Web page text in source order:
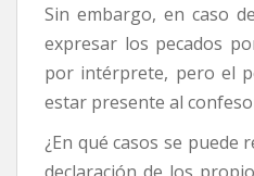
Sin embargo, en caso
expresar los pecados
por intérprete, pero el
estar presente al
¿En qué casos se